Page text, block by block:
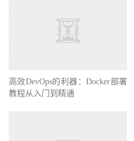
高效DevOps的利器：Docker部署
教程从入门到精通